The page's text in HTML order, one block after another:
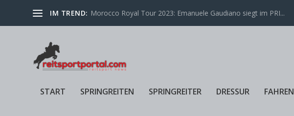
IM TREND: Morocco Royal Tour 2023: Emanuele Gaudiano siegt im PRI...
START SPRINGREITEN SPRINGREITER DRESSUR FAHREN